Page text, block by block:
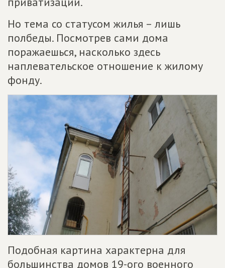
Но тема со статусом жилья – лишь
полбеды. Посмотрев сами дома
поражаешься, насколько здесь
наплевательское отношение к жилому
фонду.
Подобная картина характерна для
большинства домов 19-ого военного